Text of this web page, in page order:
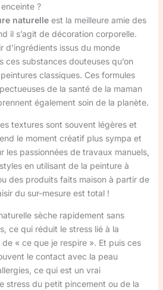
?
naturelleest la meilleure amie des
il s’agit de décoration corporelle.
d’ingrédients issus du monde
ces substances douteuses qu’on
classiques. Ces formules
de la santé de la maman
également soin de la planète.
textures sont souvent légères et
le moment créatif plus sympa et
les passionnées de travaux manuels,
en utilisant de la peinture à
des produits faits maison à partir de
du sur-mesure est total !
sèche rapidement sans
ce qui réduit le stress lié à la
« ce que je respire ». Et puis ces
le contact avec la peau
ce qui est un vrai
stress du petit pincement ou de la